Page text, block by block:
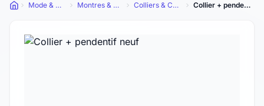
Petites annonces
Mode & Bijoux Montres & Bijoux Colliers & Chaînes Collier + pendentif neuf